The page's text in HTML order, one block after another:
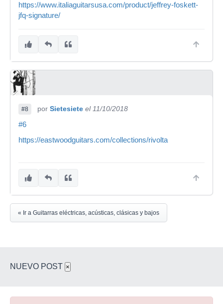
https://www.italiaguitarsusa.com/product/jeffrey-foskett-
jfq-signature/
#8 por Sietesiete el 11/10/2018
#6
https://eastwoodguitars.com/collections/rivolta
« Ir a Guitarras eléctricas, acústicas, clásicas y bajos
NUEVO POST ×